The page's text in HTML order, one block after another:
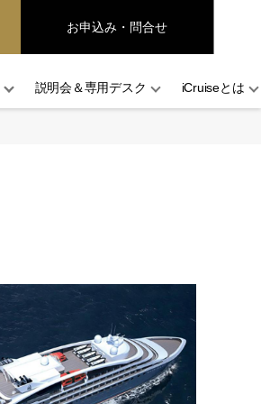
お申込み・問合せ
説明会＆専用デスク iCruiseとは